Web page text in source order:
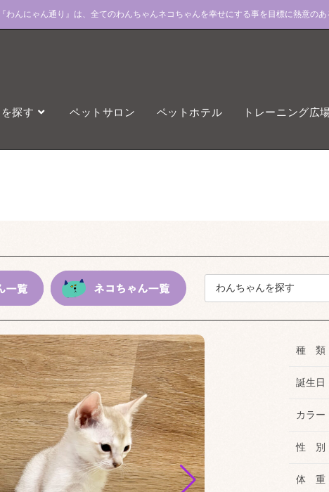
わんにゃん通り』は、全てのわんちゃんネコちゃんを幸せにする事を目標に熱意の
探す ペットサロン ペットホテル トレーニング広
種 類
誕生日
カラー
性 別
体 重